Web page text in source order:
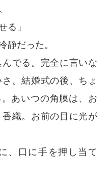
る」
静だった。
んでる。完全に言いな
。結婚式の後、ちょ
あいつの角膜は、お
織。お前の目に光が
、口に手を押し当て